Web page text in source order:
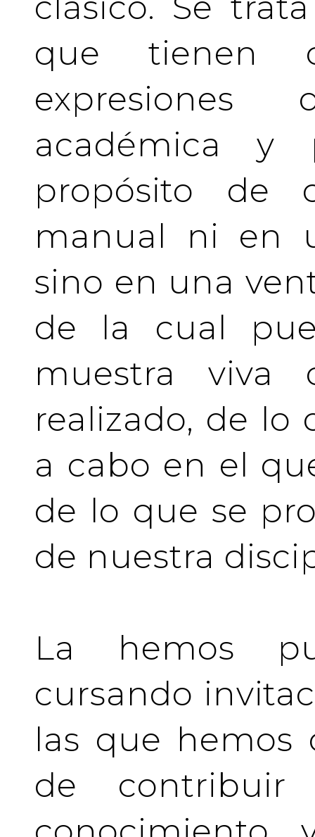
que tienen
académica y
propósito de
manual ni en
sino en una
de la cual
muestra
realizado, de lo
a cabo en el
de lo que se
de nuestra
La hemos
cursando
las que hemos
de contribuir